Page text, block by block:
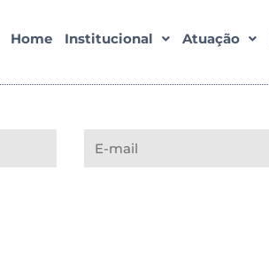
Home Institucional Atuação